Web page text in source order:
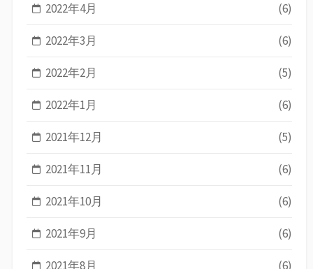
2022年4月 (6)
2022年3月 (6)
2022年2月 (5)
2022年1月 (6)
2021年12月 (5)
2021年11月 (6)
2021年10月 (6)
2021年9月 (6)
2021年8月 (6)